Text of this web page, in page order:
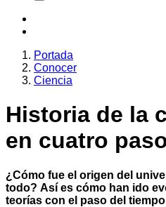
Portada
Conocer
Ciencia
Historia de la
en cuatro
¿Cómo fue el origen del
todo? Así es cómo han ido
teorías con el paso del tiempo